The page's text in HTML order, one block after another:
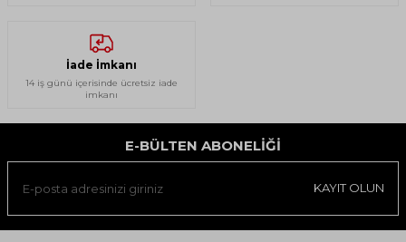
İade İmkanı
14 iş günü içerisinde ücretsiz iade
imkanı
E-BÜLTEN ABONELIĞI
KAYIT OLUN